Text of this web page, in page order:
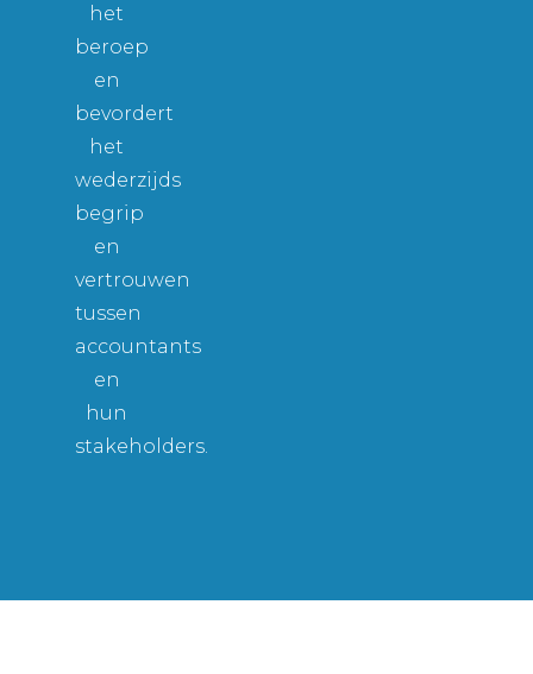
het
beroep
en
bevordert
het
wederzijds
begrip
en
vertrouwen
tussen
accountants
en
hun
stakeholders.